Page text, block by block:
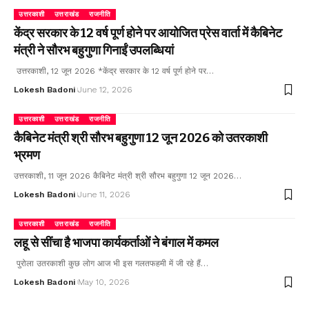
उत्तरकाशी उत्तराखंड राजनीति
केंद्र सरकार के 12 वर्ष पूर्ण होने पर आयोजित प्रेस वार्ता में कैबिनेट
मंत्री ने सौरभ बहुगुणा गिनाईं उपलब्धियां
उत्तरकाशी, 12 जून 2026 *केंद्र सरकार के 12 वर्ष पूर्ण होने पर…
Lokesh Badoni June 12, 2026
उत्तरकाशी उत्तराखंड राजनीति
कैबिनेट मंत्री श्री सौरभ बहुगुणा 12 जून 2026 को उतरकाशी
भ्रमण
उत्तरकाशी, 11 जून 2026 कैबिनेट मंत्री श्री सौरभ बहुगुणा 12 जून 2026…
Lokesh Badoni June 11, 2026
उत्तरकाशी उत्तराखंड राजनीति
लहू से सींचा है भाजपा कार्यकर्ताओं ने बंगाल में कमल
पुरोला उतरकाशी कुछ लोग आज भी इस गलतफहमी में जी रहे हैं…
Lokesh Badoni May 10, 2026